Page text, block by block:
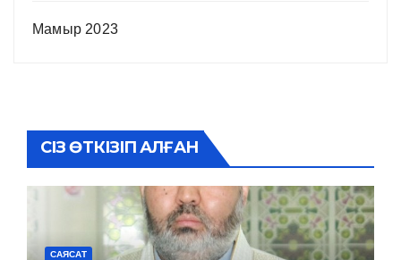
Мамыр 2023
СІЗ ӨТКІЗІП АЛҒАН
САЯСАТ